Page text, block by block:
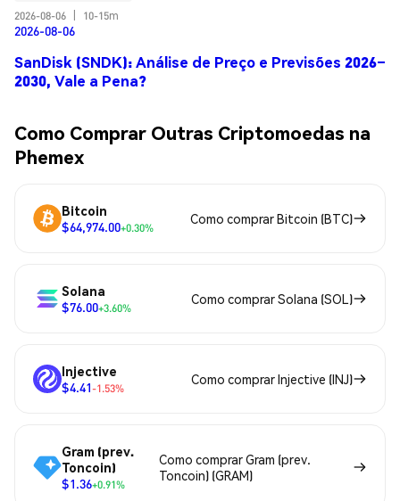
2026-08-06
10-15m
2026-08-06
SanDisk (SNDK): Análise de Preço e Previsões 2026–
2030, Vale a Pena?
Como Comprar Outras Criptomoedas na
Phemex
Bitcoin
$64,974.00+0.30%
Como comprar Bitcoin (BTC)
Solana
$76.00+3.60%
Como comprar Solana (SOL)
Injective
$4.41-1.53%
Como comprar Injective (INJ)
Gram (prev.
Toncoin)
$1.36+0.91%
Como comprar Gram (prev.
Toncoin) (GRAM)